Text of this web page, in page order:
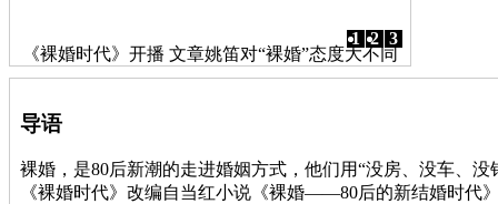
1 2 3
《裸婚时代》开播 文章姚笛对“裸婚”态度大不同
导语
裸婚，是80后新潮的走进婚姻方式，他们用“没房、没车、
《裸婚时代》改编自当红小说《裸婚——80后的新结婚时代